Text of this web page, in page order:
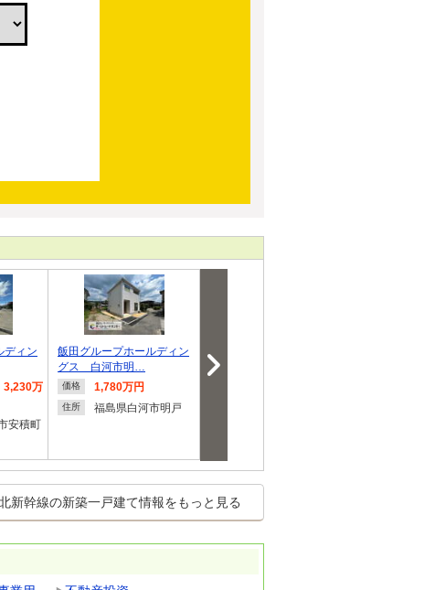
ディン
3,230万
安積町
飯田グループホールディン
グス 白河市明…
価格 1,780万円
住所 福島県白河市明戸
グス 郡山市横…
新幹線の新築一戸建て情報をもっと見る